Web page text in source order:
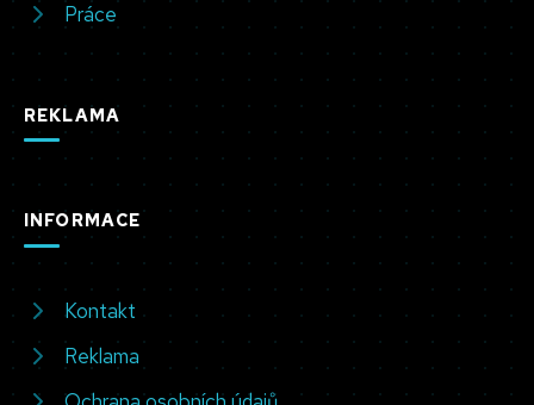
Práce
REKLAMA
INFORMACE
Kontakt
Reklama